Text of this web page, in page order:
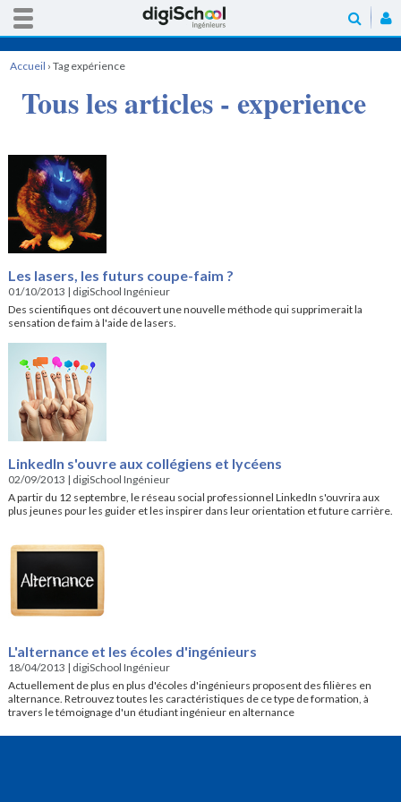
Accueil › Tag expérience
Tous les articles - experience
Les lasers, les futurs coupe-faim ?
01/10/2013 | digiSchool Ingénieur
Des scientifiques ont découvert une nouvelle méthode qui supprimerait la
sensation de faim à l'aide de lasers.
LinkedIn s'ouvre aux collégiens et lycéens
02/09/2013 | digiSchool Ingénieur
A partir du 12 septembre, le réseau social professionnel LinkedIn s'ouvrira aux
plus jeunes pour les guider et les inspirer dans leur orientation et future carrière.
L'alternance et les écoles d'ingénieurs
18/04/2013 | digiSchool Ingénieur
Actuellement de plus en plus d'écoles d'ingénieurs proposent des filières en
alternance. Retrouvez toutes les caractéristiques de ce type de formation, à
travers le témoignage d'un étudiant ingénieur en alternance